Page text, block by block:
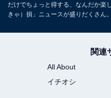
だけでちょっと得する、なんだか楽
きゃ）損」ニュースが盛りだくさん。
関連
All About
イチオシ